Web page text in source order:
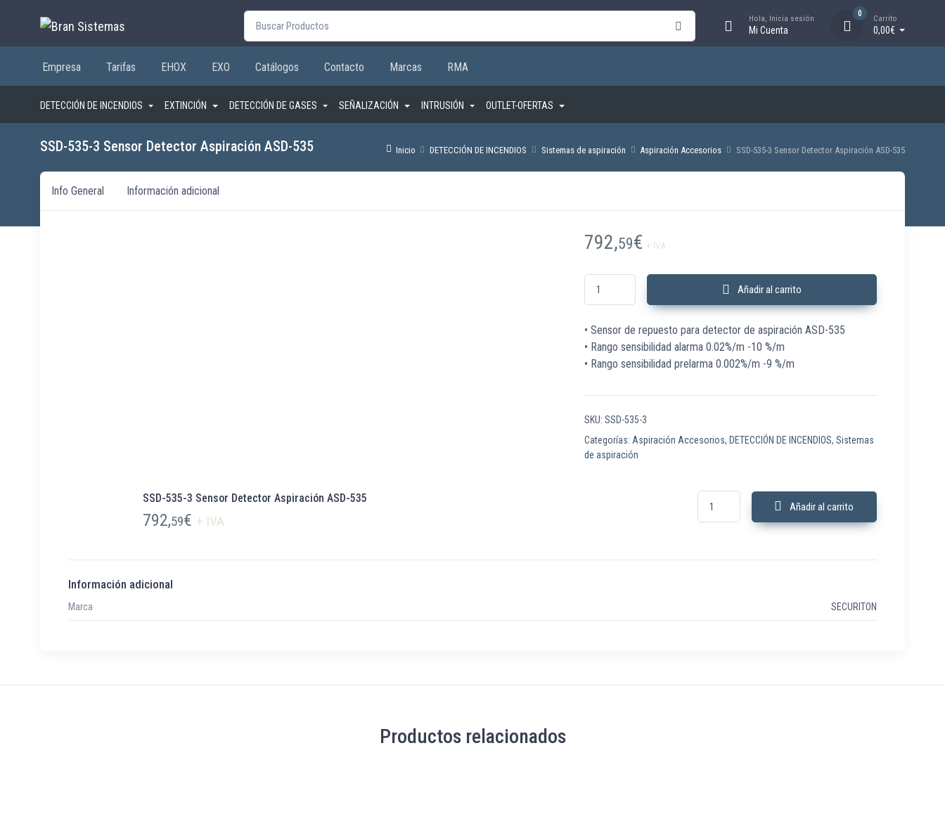
Buscar por: Hola, Inicia sesión
Mi Cuenta
0
Carrito
0,00€
Empresa Tarifas EHOX EXO Catálogos Contacto Marcas RMA
DETECCIÓN DE INCENDIOS EXTINCIÓN DETECCIÓN DE GASES SEÑALIZACIÓN INTRUSIÓN OUTLET-OFERTAS
Inicio DETECCIÓN DE INCENDIOS Sistemas de aspiración Aspiración Accesorios SSD-535-3 Sensor Detector Aspiración ASD-535
SSD-535-3 Sensor Detector Aspiración ASD-535
Info General Información adicional
792,59€ + IVA
SSD-535-3 Sensor Detector Aspiración ASD-535 cantidad
Añadir al carrito
• Sensor de repuesto para detector de aspiración ASD-535
• Rango sensibilidad alarma 0.02%/m -10 %/m
• Rango sensibilidad prelarma 0.002%/m -9 %/m
SKU: SSD-535-3
Categorías: Aspiración Accesorios, DETECCIÓN DE INCENDIOS, Sistemas
de aspiración
SSD-535-3 Sensor Detector Aspiración ASD-535
792,59€ + IVA
SSD-535-3 Sensor Detector Aspiración ASD-535 cantidad
Añadir al carrito
Información adicional
Marca SECURITON
Productos relacionados